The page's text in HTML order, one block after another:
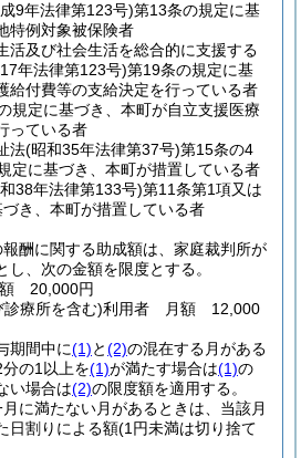
9年法律第123号)第13条の規定に基
特例対象被保険者
活及び社会生活を総合的に支援する
年法律第123号)第19条の規定に基
給付費等の支給決定を行っている者
規定に基づき、本町が自立支援医療
っている者
法(昭和35年法律第37号)第15条の4
定に基づき、本町が措置している者
38年法律第133号)第11条第1項又は
き、本町が措置している者
酬に関する助成額は、家庭裁判所が
、次の金額を限度とする。
20,000円
療所を含む)利用者 月額 12,000
期間中に(1)と(2)の混在する月がある
の1以上を(1)が満たす場合は(1)の
い場合は(2)の限度額を適用する。
に満たない月があるときは、当該月
日割りによる額(1円未満は切り捨て